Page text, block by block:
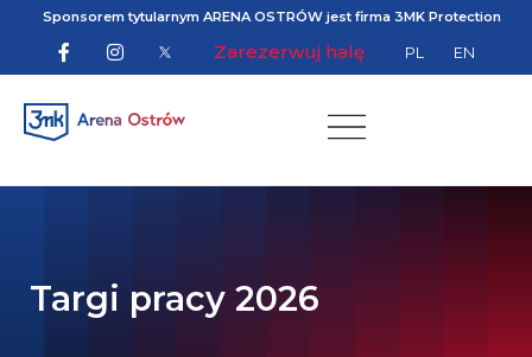
Sponsorem tytularnym ARENA OSTRÓW jest firma 3MK Protection
Zarezerwuj halę PL EN
Targi pracy 2026